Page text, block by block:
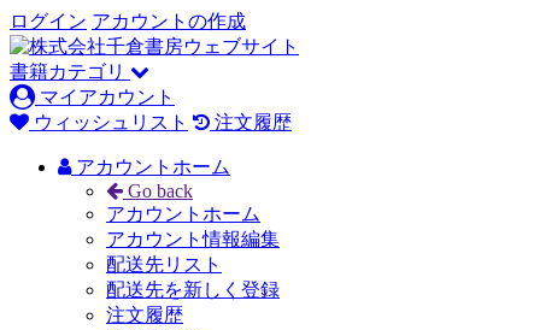
ログイン アカウントの作成
書籍カテゴリ
マイアカウント
ウィッシュリスト
注文履歴
アカウントホーム
Go back
アカウントホーム
アカウント情報編集
配送先リスト
配送先を新しく登録
注文履歴